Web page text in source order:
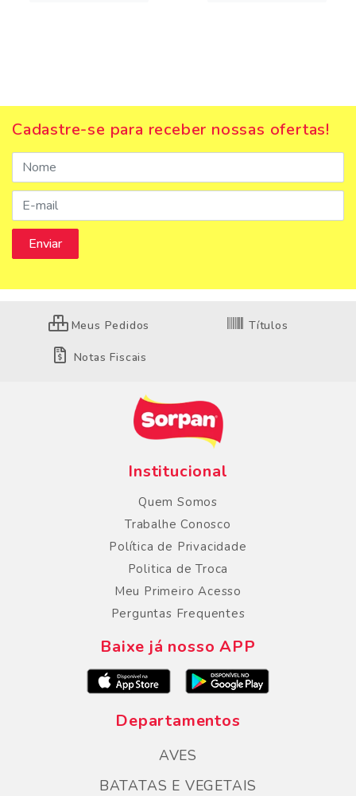
Cadastre-se para receber nossas ofertas!
Meus Pedidos Títulos
Notas Fiscais
Institucional
Quem Somos
Trabalhe Conosco
Política de Privacidade
Politica de Troca
Meu Primeiro Acesso
Perguntas Frequentes
Baixe já nosso APP
Departamentos
AVES
BATATAS E VEGETAIS